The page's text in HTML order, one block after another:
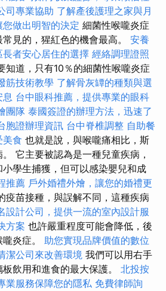
司專業協助 了解產後護理之家與月
做出明智的決定 細菌性喉嚨炎症
見的，猩紅色的機會最高。 安養
者安心居住的選擇 經絡調理證照
知道，只有10％的細菌性喉嚨炎症
筋技術教學 了解骨灰罈的種類與選
息 台中眼科推薦，提供專業的眼科
團隊 泰國簽證的辦理方法，迅速了
胞證辦理資訊 台中脊椎調整 自助餐
美食 也就是說，與喉嚨痛相比，斯
它主要被認為是一種兒童疾病，
學生捕獲，但可以感染嬰兒和成
推薦 戶外婚禮外燴，讓您的婚禮更
疫苗接種，與誤解不同，這種疾病
設計公司，提供一流的室內設計服
方案 也許嚴重程度可能會降低，後
炎症。 助您實現品牌價值的數位
潔公司來改善環境 我們可以用右手
飲用和進食的最大保護。 北投按
業服務保障您的隱私 免費律師詢